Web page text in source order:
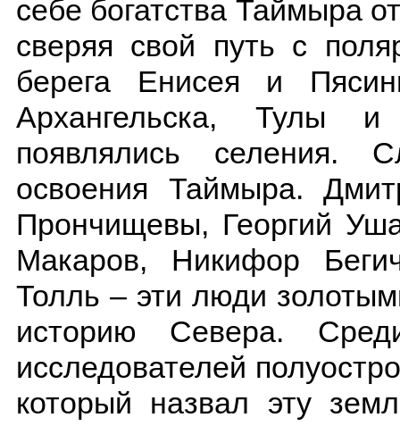
себе богатства Таймыра
сверяя свой путь с
берега Енисея и
Архангельска, Тулы
появлялись селения.
освоения Таймыра.
Прончищевы, Георгий
Макаров, Никифор
Толль – эти люди
историю Севера.
исследователей
который назвал эту